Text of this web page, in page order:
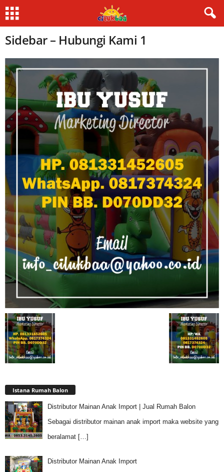
Sidebar – Hubungi Kami 1
Istana Rumah Balon
Distributor Mainan Anak Import | Jual Rumah Balon
Sebagai distributor mainan anak import maka website yang
beralamat […]
Distributor Mainan Anak Import